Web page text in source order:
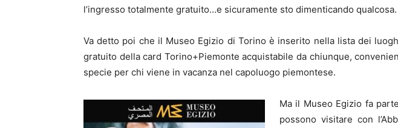
l’ingresso totalmente gratuito…e sicuramente sto dimenticando qualcosa.
Va detto poi che il Museo Egizio di Torino è inserito nella lista dei
gratuito della card Torino+Piemonte acquistabile da chiunque,
specie per chi viene in vacanza nel capoluogo piemontese.
Ma il Museo Egizio fa
possono visitare con